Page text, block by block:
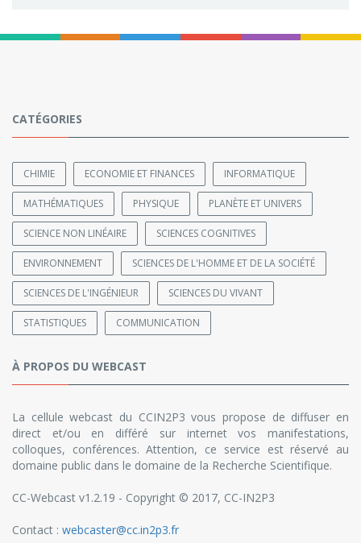
CATÉGORIES
CHIMIE ECONOMIE ET FINANCES INFORMATIQUE
MATHÉMATIQUES PHYSIQUE PLANÈTE ET UNIVERS
SCIENCE NON LINÉAIRE SCIENCES COGNITIVES
ENVIRONNEMENT SCIENCES DE L'HOMME ET DE LA SOCIÉTÉ
SCIENCES DE L'INGÉNIEUR SCIENCES DU VIVANT
STATISTIQUES COMMUNICATION
À PROPOS DU WEBCAST
La cellule webcast du CCIN2P3 vous propose de diffuser en
direct et/ou en différé sur internet vos manifestations,
colloques, conférences. Attention, ce service est réservé au
domaine public dans le domaine de la Recherche Scientifique.
CC-Webcast v1.2.19 - Copyright © 2017, CC-IN2P3
Contact : webcaster@cc.in2p3.fr